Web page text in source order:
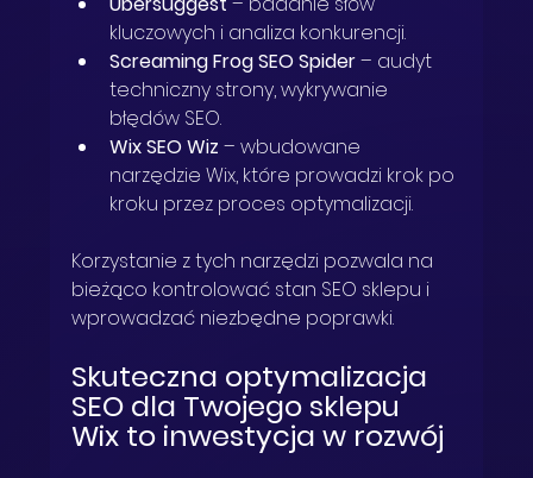
kluczowych i analiza konkurencji.
Screaming Frog SEO Spider – audyt
techniczny strony, wykrywanie
błędów SEO.
Wix SEO Wiz – wbudowane
narzędzie Wix, które prowadzi krok po
kroku przez proces optymalizacji.
Korzystanie z tych narzędzi pozwala na
bieżąco kontrolować stan SEO sklepu i
wprowadzać niezbędne poprawki.
Skuteczna optymalizacja
SEO dla Twojego sklepu
Wix to inwestycja w rozwój